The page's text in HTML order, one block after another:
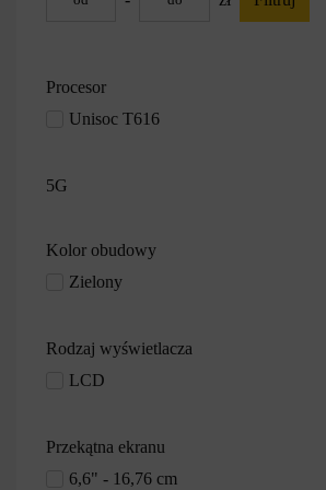
Procesor
Unisoc T616
5G
Kolor obudowy
Zielony
Rodzaj wyświetlacza
LCD
Przekątna ekranu
6,6" - 16,76 cm